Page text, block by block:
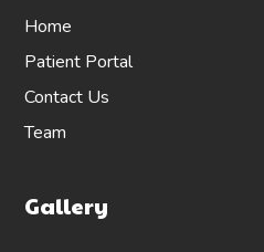
Home
Patient Portal
Contact Us
Team
Gallery